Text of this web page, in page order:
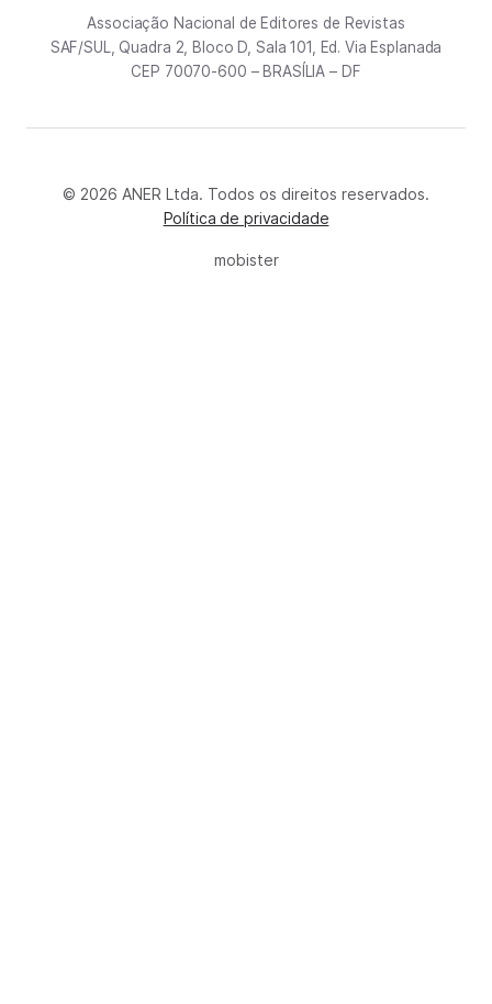
Associação Nacional de Editores de Revistas
SAF/SUL, Quadra 2, Bloco D, Sala 101, Ed. Via Esplanada
CEP 70070-600 – BRASÍLIA – DF
© 2026 ANER Ltda. Todos os direitos reservados.
Política de privacidade
mobister